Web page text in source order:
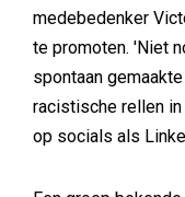
medebedenker
te promoten. 'Niet
spontaan
racistische rellen
op socials als